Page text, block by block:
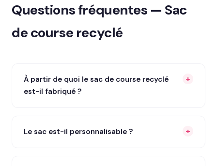
Questions fréquentes — Sac
de course recyclé
À partir de quoi le sac de course recyclé
est-il fabriqué ?
Le sac est-il personnalisable ?